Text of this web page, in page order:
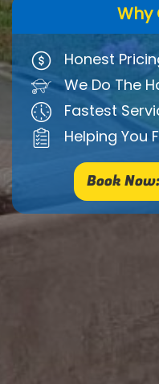
Why
Honest
We Do The
Fastest
Helping You
Book